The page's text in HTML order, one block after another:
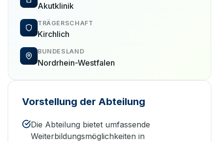
Akutklinik
TRÄGERSCHAFT
Kirchlich
BUNDESLAND
Nordrhein-Westfalen
Vorstellung der Abteilung
Die Abteilung bietet umfassende
Weiterbildungsmöglichkeiten in